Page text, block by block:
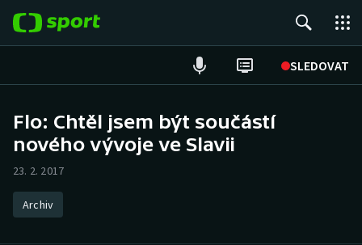
SLEDOVAT
Hokej
Atletika
Flo: Chtěl jsem být součástí
nového vývoje ve Slavii
23. 2. 2017
Archiv